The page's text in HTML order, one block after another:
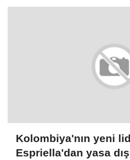
Kolombiya'nın yeni
Espriella'dan yasa